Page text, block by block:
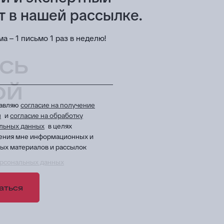
в нашей рассылке.
– 1 письмо 1 раз в неделю!
согласие на получение
исогласие на обработку
данных в целях
мне информационных и
материалов и рассылок